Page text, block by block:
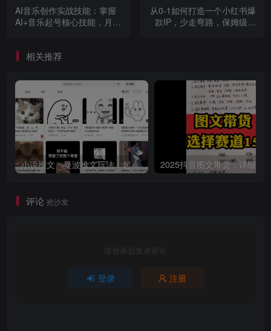
AI音乐创作实战技能：掌握
AI+音乐起号核心技能，月入
从0-1如何打造一个小红书爆
款IP，少走弯路，保姆级教
相关推荐
小说推文：曼波推文玩法，起号快，流量猛，一天收益1k+
评论 抢沙发
请登录后发表评论
登录 注册